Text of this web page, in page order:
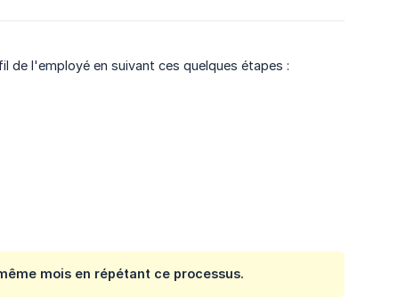
de l'employé en suivant ces quelques étapes :
mois en répétant ce processus.